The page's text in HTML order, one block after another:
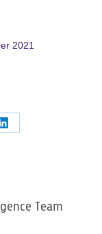
2021
Share
Team